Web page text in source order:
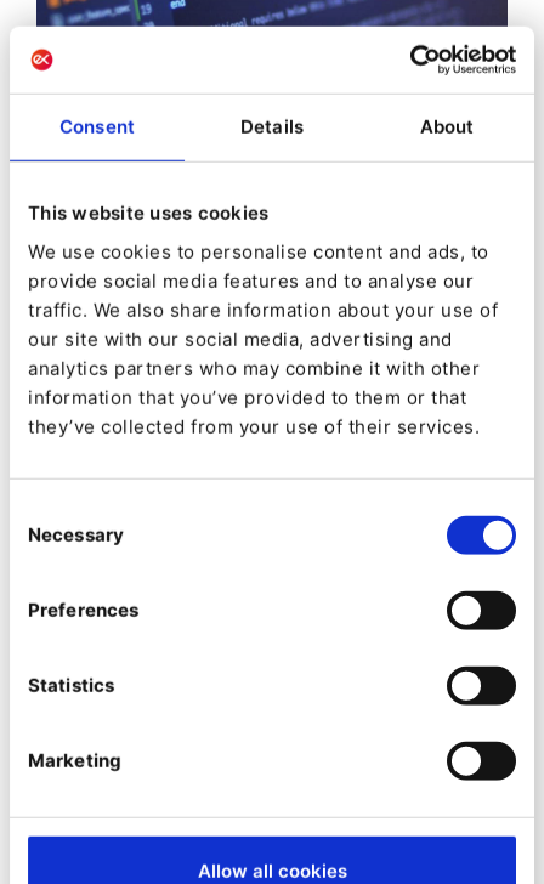
Consent Details About
This website uses cookies
We use cookies to personalise content and ads, to
provide social media features and to analyse our
traffic. We also share information about your use of
our site with our social media, advertising and
analytics partners who may combine it with other
information that you’ve provided to them or that
they’ve collected from your use of their services.
Selection
Necessary
Preferences
Statistics
Marketing
Allow all cookies
Sofortiger Bugfix-Service
Als Entwickler der Ibexa-Software bietet Ibexa die
die durch den Wartungsservice identifiziert
wurden. Abhängig vom Servicelevel bietet Ibexa
auch Hotfixes an - eine schnelle Reaktion auf
Problemumgehungsprobleme, bevor das Update
überhaupt im Wartungsservice verfügbar ist.